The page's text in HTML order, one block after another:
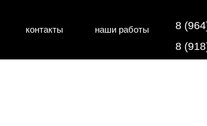
напольные покрытия
контакты
8
наши работы 8